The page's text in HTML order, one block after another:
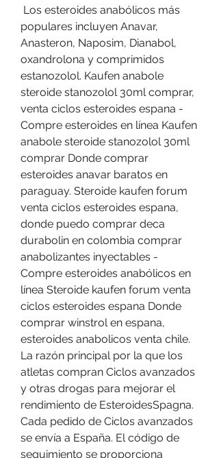
populares incluyen Anavar,
Anasteron, Naposim, Dianabol,
oxandrolona y comprimidos
estanozolol. Kaufen anabole
steroide stanozolol 30ml comprar,
venta ciclos esteroides espana -
Compre esteroides en línea Kaufen
anabole steroide stanozolol 30ml
comprar Donde comprar
esteroides anavar baratos en
paraguay. Steroide kaufen forum
venta ciclos esteroides espana,
donde puedo comprar deca
durabolin en colombia comprar
anabolizantes inyectables -
Compre esteroides anabólicos en
línea Steroide kaufen forum venta
ciclos esteroides espana Donde
comprar winstrol en espana,
esteroides anabolicos venta chile.
La razón principal por la que los
atletas compran Ciclos avanzados
y otras drogas para mejorar el
rendimiento de EsteroidesSpagna.
Cada pedido de Ciclos avanzados
se envía a España. El código de
seguimiento se proporciona